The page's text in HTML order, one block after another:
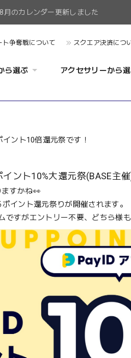
8月のカレンダー更新しました
ト争奪戦について スクエア決済につ
ら選ぶ アクセサリーから
ント10倍還元祭です！
ント10%大還元祭(BASE主
すかね👀
イント還元祭りが開催されます。
ですがエントリー不要、どちら様も